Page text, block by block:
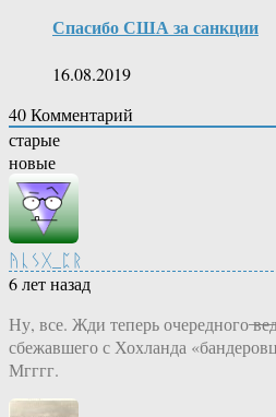
Спасибо США за санкции
16.08.2019
40Комментарий
старые
новые
ᚤᚳᛊᚷ_ᛈᚱ
6 лет назад
Ну, все. Жди теперь очередного
сбежавшего с Хохланда
Мгггг.